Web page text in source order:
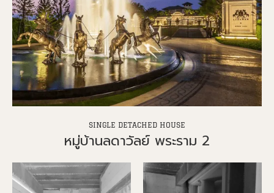
SINGLE DETACHED HOUSE
หมู่บ้านลดาวัลย์ พระราม 2